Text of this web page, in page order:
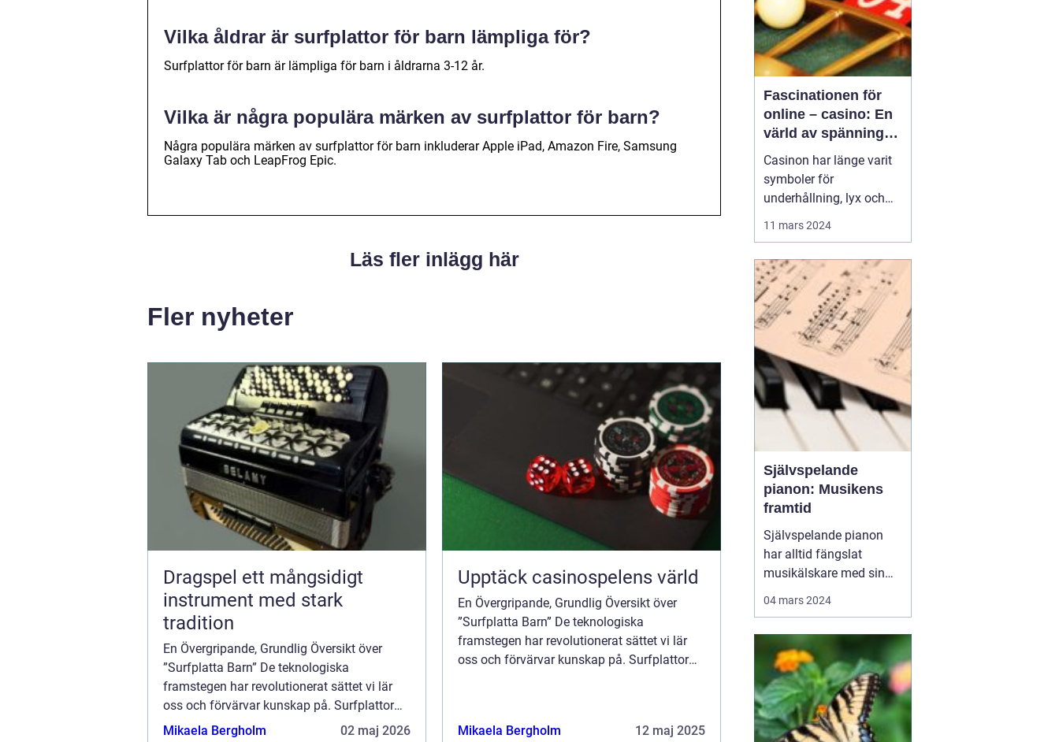
Vilka åldrar är surfplattor för barn lämpliga för?
Surfplattor för barn är lämpliga för barn i åldrarna 3-12 år.
Vilka är några populära märken av surfplattor för barn?
Några populära märken av surfplattor för barn inkluderar Apple iPad, Amazon Fire, Samsung
Galaxy Tab och LeapFrog Epic.
Läs fler inlägg här
Fler nyheter
Dragspel ett mångsidigt
instrument med stark
tradition
En Övergripande, Grundlig Översikt över
”Surfplatta Barn” De teknologiska
framstegen har revolutionerat sättet vi lär
oss och förvärvar kunskap på. Surfplattor
för barn har blivit en allt vanligare syn i
Mikaela Bergholm 02 maj 2026
Upptäck casinospelens värld
En Övergripande, Grundlig Översikt över
”Surfplatta Barn” De teknologiska
framstegen har revolutionerat sättet vi lär
oss och förvärvar kunskap på. Surfplattor
Mikaela Bergholm 12 maj 2025
Fascinationen för
online – casino: En
värld av spänning
och underhållning
Casinon har länge varit
symboler för
underhållning, lyx och
spelen på nätet,
fortsätter
casinoupplevelsen att
locka miljontals
besökare var...
11 mars 2024
Självspelande
pianon: Musikens
framtid
Självspelande pianon
har alltid fängslat
musikälskare med sin
förhistoriska pianolorna
till de moderna digitala
systemen har teknolog...
04 mars 2024